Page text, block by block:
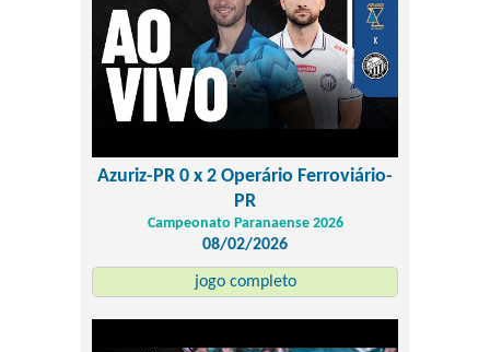
Azuriz-PR 0 x 2 Operário Ferroviário-
PR
Campeonato Paranaense 2026
08/02/2026
jogo completo